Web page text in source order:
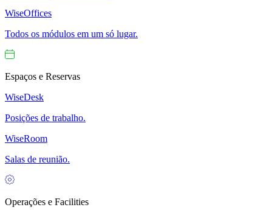
WiseOffices
Todos os módulos em um só lugar.
Espaços e Reservas
WiseDesk
Posições de trabalho.
WiseRoom
Salas de reunião.
Operações e Facilities